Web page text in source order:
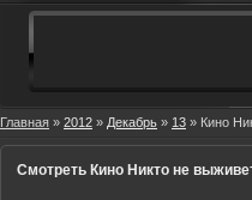
Главная » 2012 » Декабрь » 13 » Кино
Смотреть Кино Никто не